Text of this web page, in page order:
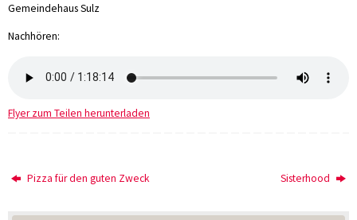
Gemeindehaus Sulz
Nachhören:
Flyer zum Teilen herunterladen
Pizza für den guten Zweck Sisterhood